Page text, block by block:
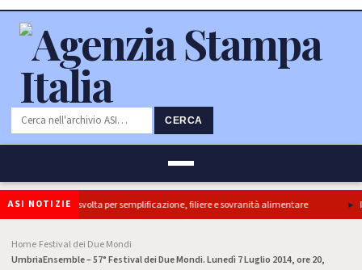
CERCA
ASI NOTIZIE
ok Camera e’ svolta per semplificazione, filiere e sovranità alimentare Il
Home Festival dei Due Mondi
UmbriaEnsemble – 57° Festival dei Due Mondi. Lunedì 7 Luglio 2014, ore 20,